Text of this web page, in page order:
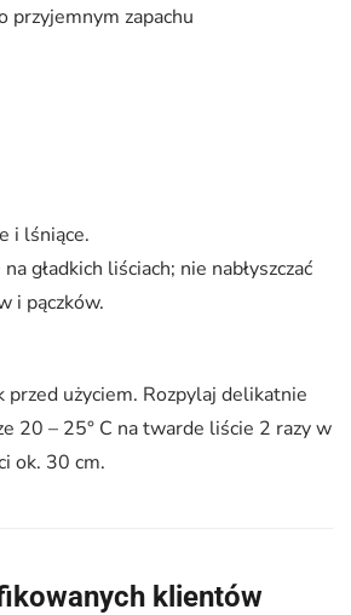
przyjemnym zapachu
i lśniące.
gładkich liściach; nie nabłyszczać
i pączków.
użyciem. Rozpylaj delikatnie
20 – 25° C na twarde liście 2 razy w
ok. 30 cm.
klientów